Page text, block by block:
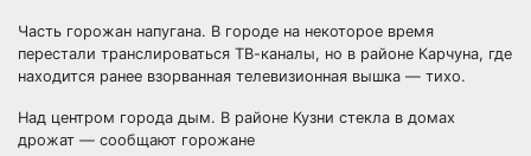
Часть горожан напугана. В городе на некоторое время
перестали транслироваться ТВ-каналы, но в районе Карчуна, где
находится ранее взорванная телевизионная вышка — тихо.
Над центром города дым. В районе Кузни стекла в домах
дрожат — сообщают горожане